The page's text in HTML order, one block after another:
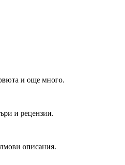
и още много.
и рецензии.
описания.